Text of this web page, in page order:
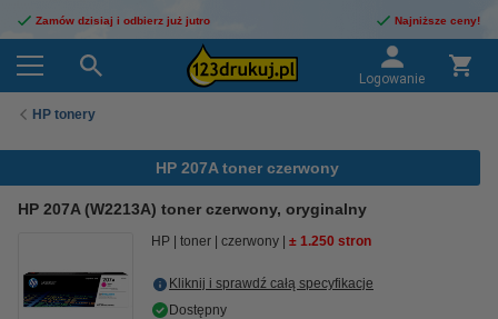
Zamów dzisiaj i odbierz już jutro Najniższe ceny!
Logowanie
HP tonery
HP 207A toner czerwony
HP 207A (W2213A) toner czerwony, oryginalny
HP toner czerwony ± 1.250 stron
Kliknij i sprawdź całą specyfikacje
Dostępny